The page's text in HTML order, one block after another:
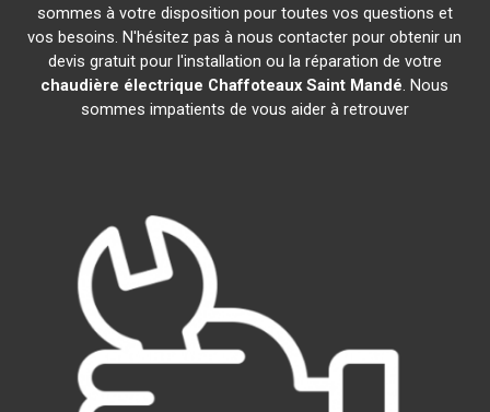
sommes à votre disposition pour toutes vos questions et
vos besoins. N'hésitez pas à nous contacter pour obtenir un
devis gratuit pour l'installation ou la réparation de votre
chaudière électrique Chaffoteaux Saint Mandé. Nous
sommes impatients de vous aider à retrouver